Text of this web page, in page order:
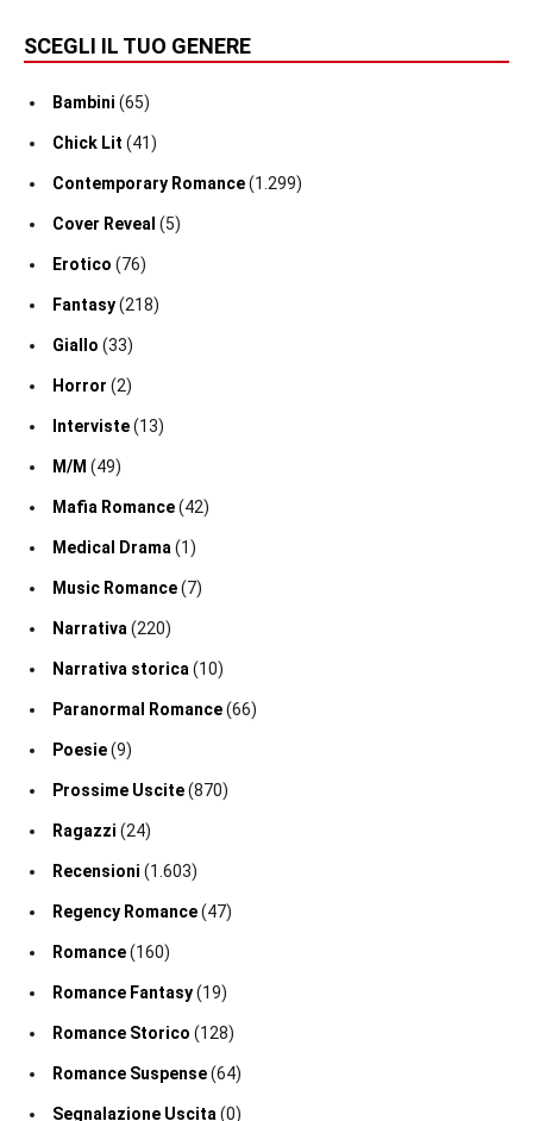
SCEGLI IL TUO GENERE
Bambini (65)
Chick Lit (41)
Contemporary Romance(1.299)
Cover Reveal (5)
Erotico (76)
Fantasy(218)
Giallo (33)
Horror (2)
Interviste(13)
M/M (49)
Mafia Romance(42)
Medical Drama (1)
Music Romance(7)
Narrativa (220)
Narrativa storica (10)
Paranormal Romance(66)
Poesie(9)
Prossime Uscite(870)
Ragazzi (24)
Recensioni (1.603)
Regency Romance(47)
Romance(160)
Romance Fantasy(19)
Romance Storico (128)
Romance Suspense(64)
Segnalazione Uscita (0)